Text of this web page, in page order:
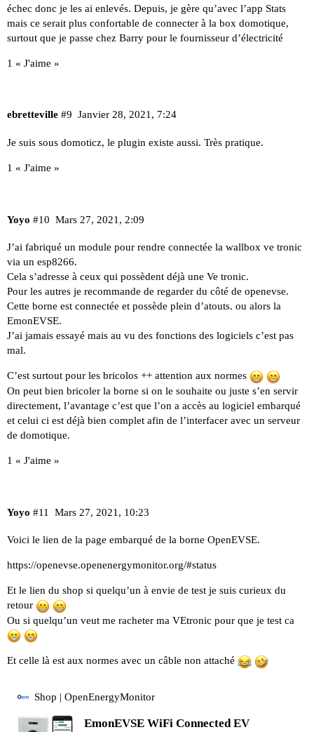
échec donc je les ai enlevés. Depuis, je gère qu’avec l’app Stats
mais ce serait plus confortable de connecter à la box domotique,
surtout que je passe chez Barry pour le fournisseur d’électricité
1 « J'aime »
ebretteville Janvier 28, 2021, 7:24
#9
Je suis sous domoticz, le plugin existe aussi. Très pratique.
1 « J'aime »
Yoyo Mars 27, 2021, 2:09
#10
J’ai fabriqué un module pour rendre connectée la wallbox ve tronic
via un esp8266.
Cela s’adresse à ceux qui possèdent déjà une Ve tronic.
Pour les autres je recommande de regarder du côté de openevse.
Cette borne est connectée et possède plein d’atouts. ou alors la
EmonEVSE.
J’ai jamais essayé mais au vu des fonctions des logiciels c’est pas
mal.
C’est surtout pour les bricolos ++ attention aux normes
On peut bien bricoler la borne si on le souhaite ou juste s’en servir
directement, l’avantage c’est que l’on a accès au logiciel embarqué
et celui ci est déjà bien complet afin de l’interfacer avec un serveur
de domotique.
1 « J'aime »
Yoyo Mars 27, 2021, 10:23
#11
Voici le lien de la page embarqué de la borne OpenEVSE.
https://openevse.openenergymonitor.org/#status
Et le lien du shop si quelqu’un à envie de test je suis curieux du
retour
Ou si quelqu’un veut me racheter ma VEtronic pour que je test ca
Et celle là est aux normes avec un câble non attaché
Shop | OpenEnergyMonitor
EmonEVSE WiFi Connected EV